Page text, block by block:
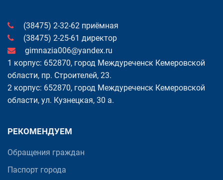
(38475) 2-32-62 приёмная
(38475) 2-25-61 директор
gimnazia006@yandex.ru
1 корпус: 652870, город Междуреченск Кемеровской
области, пр. Cтроителей, 23.
2 корпус: 652870, город Междуреченск Кемеровской
области, ул. Кузнецкая, 30 а.
РЕКОМЕНДУЕМ
Обращения граждан
Паспорт города